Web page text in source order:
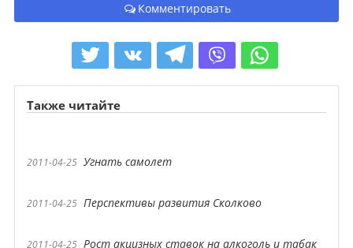
Комментировать
Также читайте
2011-04-25 Угнать самолет
2011-04-25 Перспективы развития Сколково
2011-04-25 Рост акцизных ставок на алкоголь и табак